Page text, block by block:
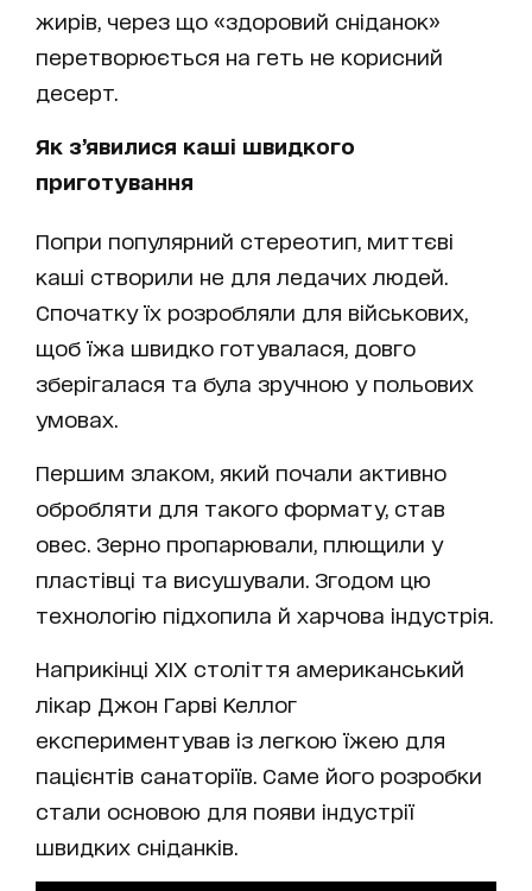
жирів, через що «здоровий сніданок»
перетворюється на геть не корисний
десерт.
Як з’явилися каші швидкого
приготування
Попри популярний стереотип, миттєві
каші створили не для ледачих людей.
Спочатку їх розробляли для військових,
щоб їжа швидко готувалася, довго
зберігалася та була зручною у польових
умовах.
Першим злаком, який почали активно
обробляти для такого формату, став
овес. Зерно пропарювали, плющили у
пластівці та висушували. Згодом цю
технологію підхопила й харчова індустрія.
Наприкінці XIX століття американський
лікар Джон Гарві Келлог
експериментував із легкою їжею для
пацієнтів санаторіїв. Саме його розробки
стали основою для появи індустрії
швидких сніданків.